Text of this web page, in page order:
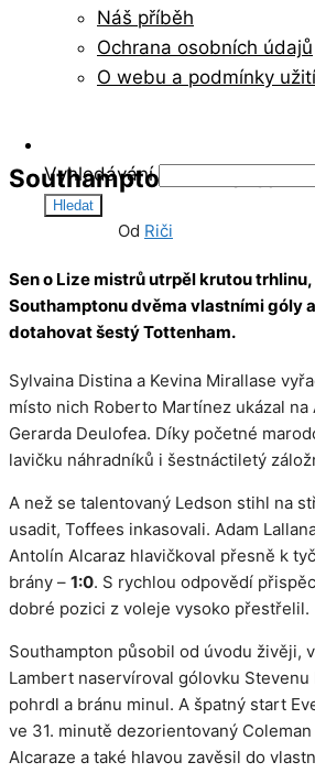
Náš příběh
Ochrana osobních údajů
O webu a podmínky užití
Vyhledávání
Southampton – Everton
Od Riči
Sen o Lize mistrů utrpěl krutou
Southamptonu dvěma vlastními góly
dotahovat šestý Tottenham.
Sylvaina Distina a Kevina Mirallase
místo nich Roberto Martínez ukázal na
Gerarda Deulofea. Díky početné
lavičku náhradníků i šestnáctiletý
A než se talentovaný Ledson stihl na
usadit, Toffees inkasovali. Adam
Antolín Alcaraz hlavičkoval přesně k
brány – 1:0. S rychlou odpovědí
dobré pozici z voleje vysoko přestřelil.
Southampton působil od úvodu živěji,
Lambert naservíroval gólovku Stevenu
pohrdl a bránu minul. A špatný start
ve 31. minutě dezorientovaný
Alcaraze a také hlavou zavěsil do